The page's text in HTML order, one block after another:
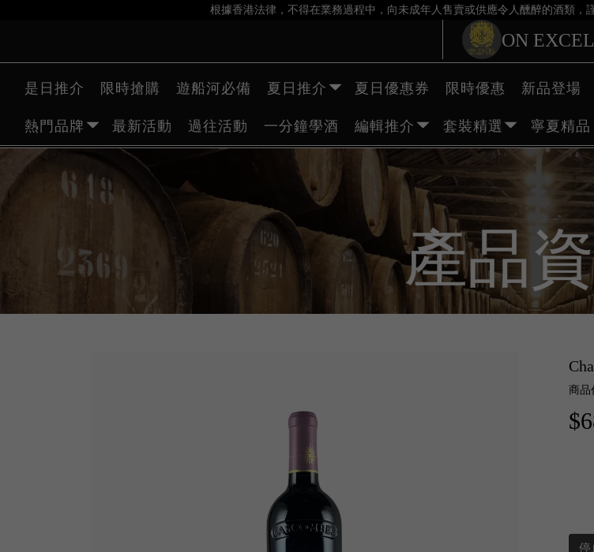
根據香港法律，不得在業務過程中，向未成年人售賣或供應令人醺醉的酒類，
ON EXCEL
是日推介 限時搶購 遊船河必備 夏日推介 夏日優惠券 限時優惠 新品登場
熱門品牌 最新活動 過往活動 一分鐘學酒 編輯推介 套裝精選 寧夏精品
產品
商品
停